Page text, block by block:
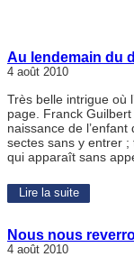
Au lendemain du
4 août 2010
Très belle intrigue où
page. Franck
naissance de
sectes sans y entrer ;
qui apparaît sans
Lire la suite
Nous nous
4 août 2010